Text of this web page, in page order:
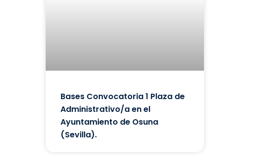
Bases Convocatoria 1 Plaza de
Administrativo/a en el
Ayuntamiento de Osuna
(Sevilla).